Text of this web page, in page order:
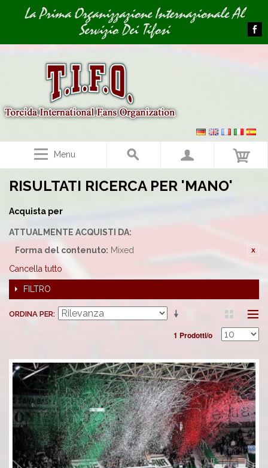
Image 01La Prima Organizzazione Internazionale Al
Servizio Dei Tifosi
Menu
RISULTATI RICERCA PER 'MANO'
Acquista per
ATTUALMENTE ACQUISTI DA:
Forma del contenuto: Mixed
Cancella tutto
FILTRO
ORDINA PER
1 Prodotti/o